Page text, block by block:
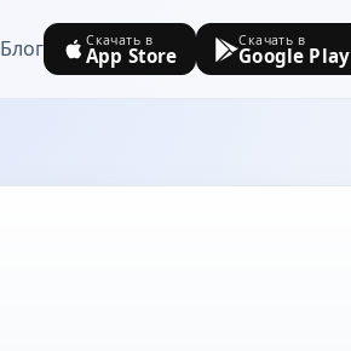
Блог Скачать в
App Store
Скачать в
Google Play